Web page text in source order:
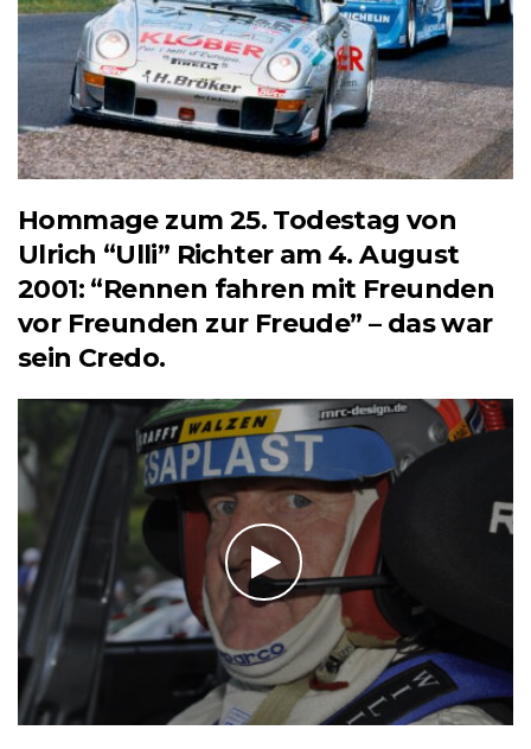
Hommage zum 25. Todestag von
Ulrich “Ulli” Richter am 4. August
2001: “Rennen fahren mit Freunden
vor Freunden zur Freude” – das war
sein Credo.